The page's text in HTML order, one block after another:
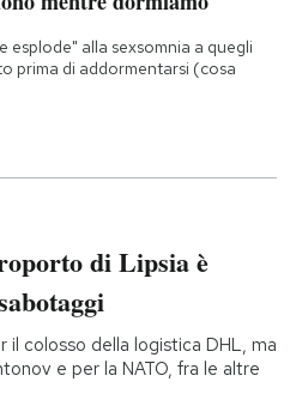
esplode" alla sexsomnia a quegli
prima di addormentarsi (cosa
di Lipsia è
colosso della logistica DHL, ma
e per la NATO, fra le altre